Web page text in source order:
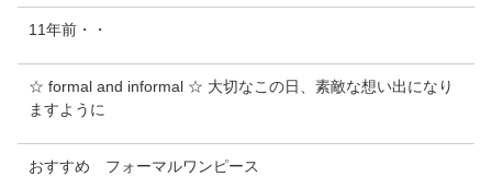
11年前・・
☆ formal and informal ☆ 大切なこの日、素敵な想い出になり
ますように
おすすめ フォーマルワンピース